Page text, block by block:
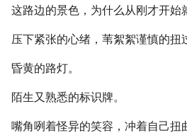
这路边的景色，为什么从刚才开始
压下紧张的心绪，苇絮絮谨慎的扭
昏黄的路灯。
陌生又熟悉的标识牌。
嘴角咧着怪异的笑容，冲着自己扭